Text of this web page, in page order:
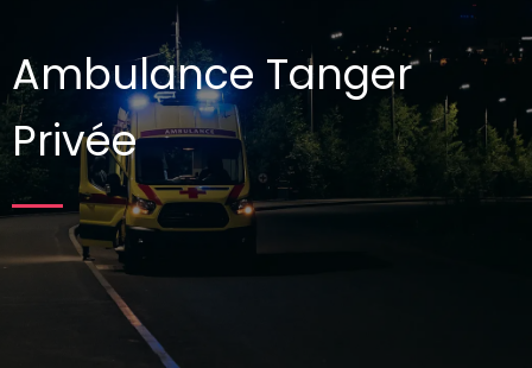
Ambulance Tanger
Privée